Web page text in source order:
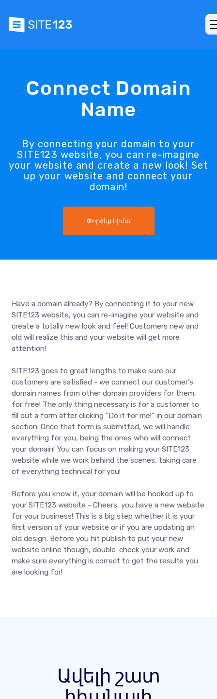
Connect Domain
Name
By connecting your domain to your
SITE123 website, you can re-imagine
your website and create a new look! Set
up your website and connect your
domain!
Փորձեք հիմա
Have a domain already? By connecting it to your new
SITE123 website, you can re-imagine your website and
create a totally new look and feel! Customers new and
old will realize this and your website will get more
attention!
SITE123 goes to great lengths to make sure our
customers are satisfied - we connect our customer’s
domain names from other domain providers for them,
for free! The only thing necessary is for a customer to
fill out a form after clicking “Do it for me!” in our domain
section. Once that form is submitted, we will handle
everything for you, being the ones who will connect
your domain! You can focus on making your SITE123
website while we work behind the scenes, taking care
of everything technical for you!
Before you know it, your domain will be hooked up to
your SITE123 website - Cheers, you have a new website
for your business! This is a big step whether it is your
first version of your website or if you are updating an
old design. Before you hit publish to put your new
website online though, double-check your work and
make sure everything is correct to get the results you
are looking for!
Ավելի շատ